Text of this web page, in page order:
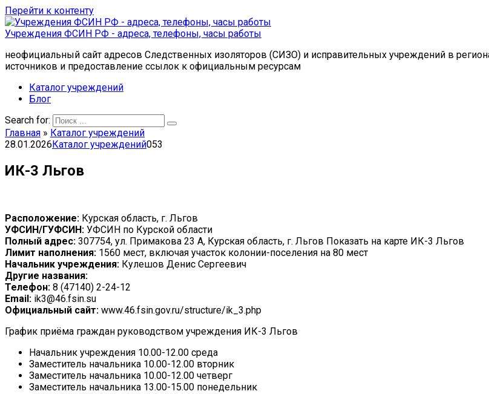
Перейти к контенту
Учреждения ФСИН РФ - адреса, телефоны, часы работы
неофициальный сайт адресов Следственных изоляторов (СИЗО) и исправительных учреждений в
источников и предоставление ссылок к официальным ресурсам
Каталог учреждений
Блог
Search for:
Главная » Каталог учреждений
28.01.2026Каталог учреждений053
ИК-3 Льгов
Расположение: Курская область, г. Льгов
УФСИН/ГУФСИН: УФСИН по Курской области
Полный адрес: 307754, ул. Примакова 23 А, Курская область, г. Льгов Показать на карте ИК-3 Льгов
Лимит наполнения: 1560 мест, включая участок колонии-поселения на 80 мест
Начальник учреждения: Кулешов Денис Сергеевич
Другие названия:
Телефон: 8 (47140) 2-24-12
Email: ik3@46.fsin.su
Официальный сайт: www.46.fsin.gov.ru/structure/ik_3.php
График приёма граждан руководством учреждения ИК-3 Льгов
Начальник учреждения 10.00-12.00 среда
Заместитель начальника 10.00-12.00 вторник
Заместитель начальника 10.00-12.00 четверг
Заместитель начальника 13.00-15.00 понедельник